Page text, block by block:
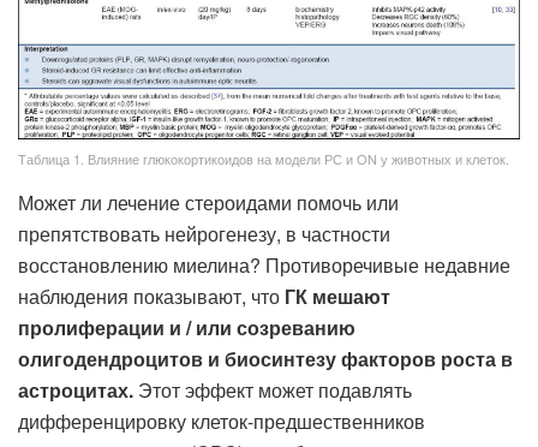
Таблица 1. Влияние глюкокортикоидов на модели РС и ON у животных и клеток.
Может ли лечение стероидами помочь или
препятствовать нейрогенезу, в частности
восстановлению миелина? Противоречивые недавние
наблюдения показывают, что ГК мешают
пролиферации и / или созреванию
олигодендроцитов и биосинтезу факторов роста в
астроцитах. Этот эффект может подавлять
дифференцировку клеток-предшественников